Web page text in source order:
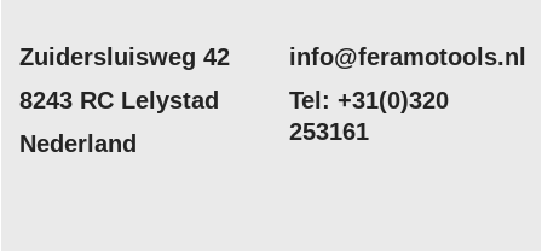
Zuidersluisweg 42
8243 RC Lelystad
Nederland
info@feramotools.nl
Tel: +31(0)320
253161